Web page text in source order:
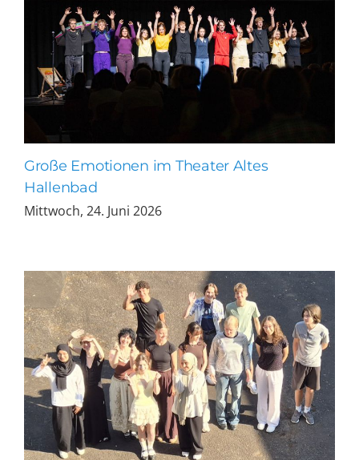
Große Emotionen im Theater Altes
Hallenbad
Mittwoch, 24. Juni 2026